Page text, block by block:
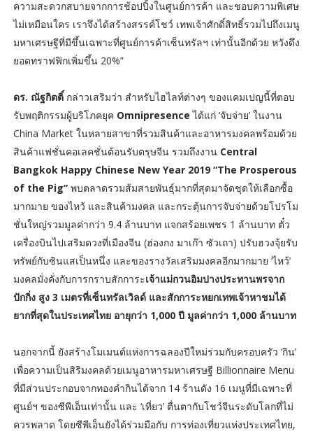
ความสะดวกสบายจากการช้อปปิ้งในศูนย์การค้า และชอบความพิเศษ
ไม่เหมือนใคร เราจึงได้สร้างสรรค์โชว์ เทพเจ้าศักดิ์สิทธิ์รวมไปถึงเมนู
มหาเศรษฐีที่มีขึ้นเฉพาะที่ศูนย์การค้าเซ็นทรัลฯ เท่านั้นอีกด้วย หวังดึง
ยอดทราฟฟิกเพิ่มขึ้น 20%”
ดร. ณัฐกิตติ์กล่าวเสริมว่า สำหรับไฮไลท์ต่างๆ ของแคมเปญนี้ที่ตอบ
รับพฤติกรรมผู้บริโภคยุค Omnipresence ได้แก่ ‘จับจ่าย’ ในงาน
China Market ในหลายสาขาที่รวมสินค้าและอาหารมงคลพร้อมด้วย
สินค้าแฟชั่นคอเลคชั่นต้อนรับตรุษจีน รวมถึงงาน Central
Bangkok Happy Chinese New Year 2019 “The Prosperous
of the Pig”พบตลาดรวมส้มสายพันธุ์มากที่สุดมาจัดชุดให้เลือกซื้อ
มากมาย ของไหว้ และสินค้ามงคล และกระตุ้นการจับจ่ายด้วยโปรโม
ชั่นใหญ่รวมมูลค่ากว่า 9.4 ล้านบาท แจกสร้อยเพชร 1 ล้านบาท ตั๋ว
เครื่องบินไปเสริมดวงที่เมืองจีน (ฮ่องกง มาเก๊า ซัวเถา) ปรับฮวงจุ้ยรับ
ทรัพย์กับซินแสเป็นหนึ่ง และของรางวัลเสริมมงคลอีกมากมาย ‘ไหว้’
มงคลมั่งคั่งกับการกราบสักการะเจ้าแม่กวนอิมปางประทานพรจาก
ปักกิ่ง สูง 3 เมตรที่เซ็นทรัลเวิลด์ และสักการะหยกเทพเจ้าหาชมได้
ยากที่สุดในประเทศไทย อายุกว่า 1,000 ปี มูลค่ากว่า 1,000 ล้านบาท
นอกจากนี้ ยังสร้างโมเมนต์แห่งการฉลองปีใหม่ร่วมกับครอบครัว ‘กิน’
เพื่อความเป็นสิริมงคลด้วยเมนูอาหารมหาเศรษฐี Billionnaire Menu
ที่มีส่วนประกอบจากทองคำกินได้จาก 14 ร้านดัง 16 เมนูที่มีเฉพาะที่
ศูนย์ฯ ของซีพีเอ็นเท่านั้น และ ‘เที่ยว’ ตื่นตากับโชว์จีนระดับโลกที่ไม่
ควรพลาด โดยซีพีเอ็นยังได้ร่วมมือกับ การท่องเที่ยวแห่งประเทศไทย,